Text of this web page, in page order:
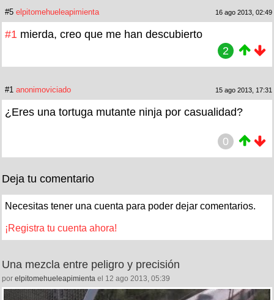
#5 elpitomehueleapimienta 16 ago 2013, 02:49
#1 mierda, creo que me han descubierto
2
#1 anonimoviciado 15 ago 2013, 17:31
¿Eres una tortuga mutante ninja por casualidad?
0
Deja tu comentario
Necesitas tener una cuenta para poder dejar comentarios.
¡Registra tu cuenta ahora!
Una mezcla entre peligro y precisión
por elpitomehueleapimienta el 12 ago 2013, 05:39